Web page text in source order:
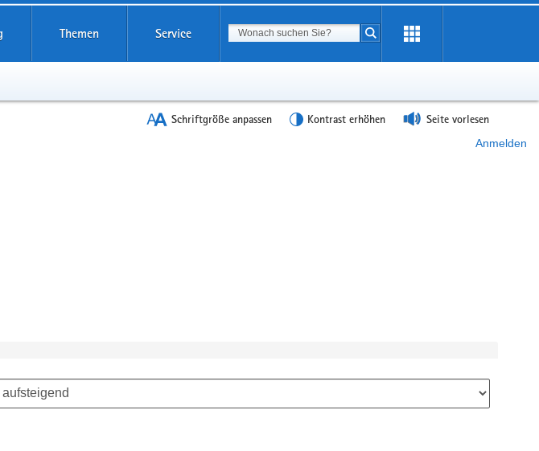
Themen Service Suchbegriff
Suche starten
Schriftgröße anpassen Kontrast erhöhen Seite vorlesen
Anmelden